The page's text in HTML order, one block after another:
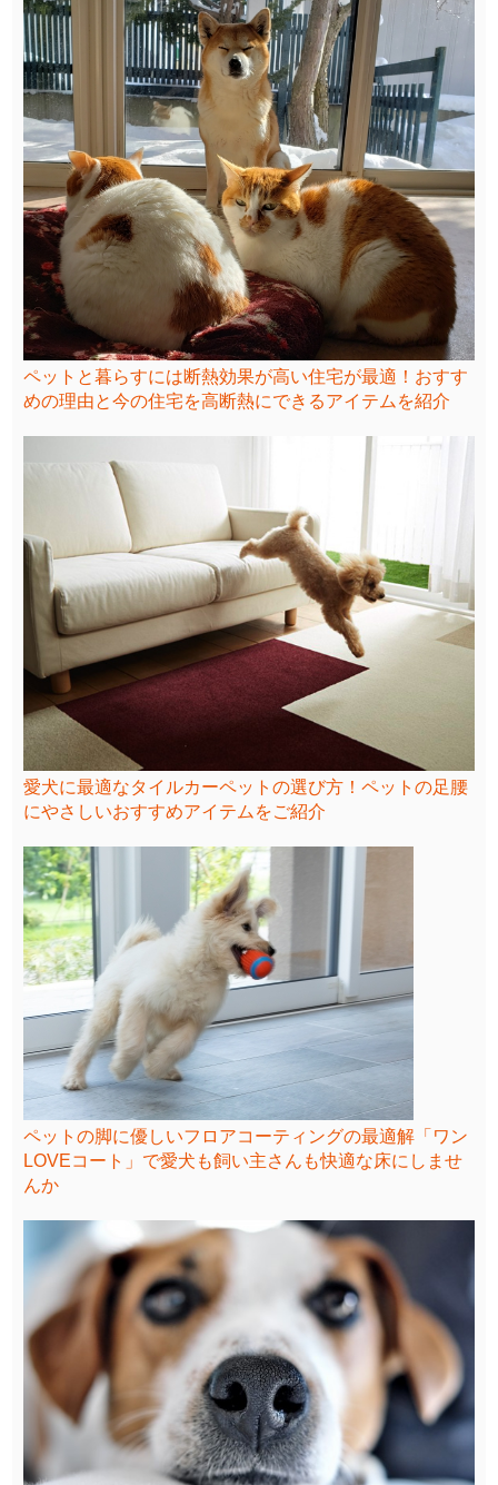
ペットと暮らすには断熱効果が高い住宅が最適！おすす
めの理由と今の住宅を高断熱にできるアイテムを紹介
愛犬に最適なタイルカーペットの選び方！ペットの足腰
にやさしいおすすめアイテムをご紹介
ペットの脚に優しいフロアコーティングの最適解「ワン
LOVEコート」で愛犬も飼い主さんも快適な床にしませ
んか